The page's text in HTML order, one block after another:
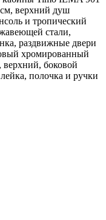
верхний душ
и тропический
стали,
раздвижные двери
хромированный
боковой
полочка и ручки